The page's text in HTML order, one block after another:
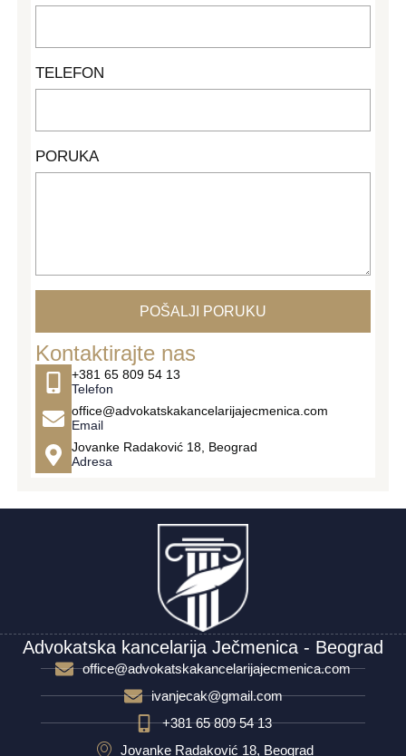
TELEFON
PORUKA
POŠALJI PORUKU
Kontaktirajte nas
+381 65 809 54 13
Telefon
office@advokatskakancelarijajecmenica.com
Email
Jovanke Radaković 18, Beograd
Adresa
Advokatska kancelarija Ječmenica - Beograd
office@advokatskakancelarijajecmenica.com
ivanjecak@gmail.com
+381 65 809 54 13
Jovanke Radaković 18, Beograd